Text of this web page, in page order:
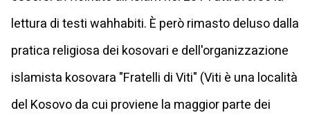
lettura di testi wahhabiti. È però rimasto deluso dalla
pratica religiosa dei kosovari e dell'organizzazione
islamista kosovara "Fratelli di Viti" (Viti è una località
del Kosovo da cui proviene la maggior parte dei